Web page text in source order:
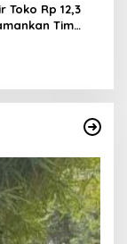
Toko Rp 12,3
Tim